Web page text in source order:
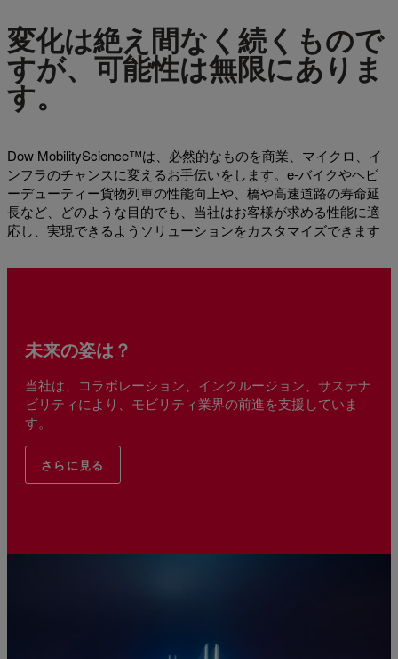
変化は絶え間なく続くもので
すが、可能性は無限にありま
す。
Dow MobilityScience™は、必然的なものを商業、マイクロ、イ
ンフラのチャンスに変えるお手伝いをします。e-バイクやヘビ
ーデューティー貨物列車の性能向上や、橋や高速道路の寿命延
長など、どのような目的でも、当社はお客様が求める性能に適
応し、実現できるようソリューションをカスタマイズできます
未来の姿は？
当社は、コラボレーション、インクルージョン、サステナ
ビリティにより、モビリティ業界の前進を支援していま
す。
さらに見る